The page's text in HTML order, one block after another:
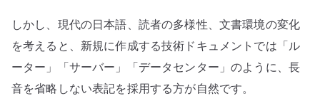
しかし、現代の日本語、読者の多様性、文書環境の変化
を考えると、新規に作成する技術ドキュメントでは「ル
ーター」「サーバー」「データセンター」のように、長
音を省略しない表記を採用する方が自然です。